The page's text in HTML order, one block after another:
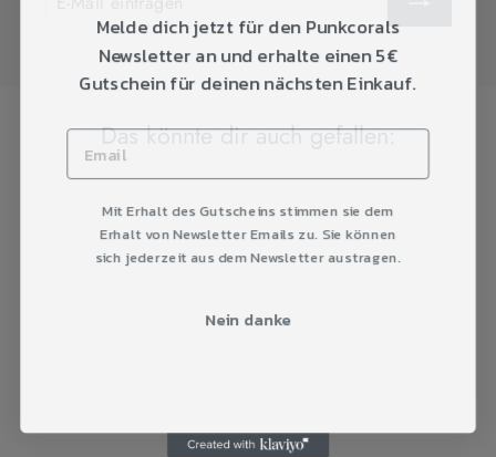
Das könnte dir auch gefallen:
Melde dich jetzt für den Punkcorals
Newsletter an und erhalte einen 5€
Gutschein für deinen nächsten Einkauf.
Mit Erhalt des Gutscheins stimmen sie dem
Erhalt von Newsletter Emails zu. Sie können
sich jederzeit aus dem Newsletter austragen.
Nein danke